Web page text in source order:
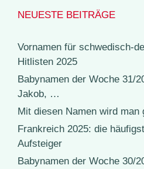
NEUESTE BEITRÄGE
Vornamen für schwedisch-
Hitlisten 2025
Babynamen der Woche 31/
Jakob, …
Mit diesen Namen wird man
Frankreich 2025: die
Aufsteiger
Babynamen der Woche 30/